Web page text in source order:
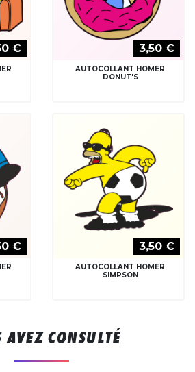
€ 3,50 €
AUTOCOLLANT HOMER
DONUT'S
€ 3,50 €
AUTOCOLLANT HOMER
SIMPSON
AVEZ CONSULTÉ